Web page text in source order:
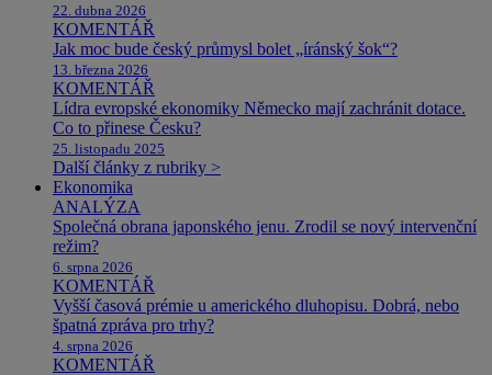
22. dubna 2026
KOMENTÁŘ
Jak moc bude český průmysl bolet „íránský šok“?
13. března 2026
KOMENTÁŘ
Lídra evropské ekonomiky Německo mají zachránit dotace.
Co to přinese Česku?
25. listopadu 2025
Další články z rubriky >
Ekonomika
ANALÝZA
Společná obrana japonského jenu. Zrodil se nový intervenční
režim?
6. srpna 2026
KOMENTÁŘ
Vyšší časová prémie u amerického dluhopisu. Dobrá, nebo
špatná zpráva pro trhy?
4. srpna 2026
KOMENTÁŘ